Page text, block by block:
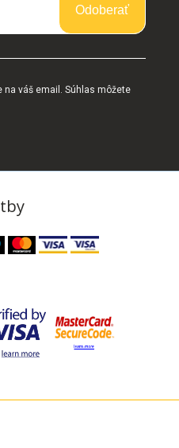
Odoberať
váš email. Súhlas môžete